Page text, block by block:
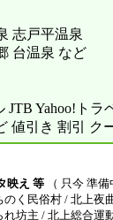
志戸平温泉
台温泉 など
Yahoo!トラ
値引き 割引 ク
映え 等 （ 只今 準備
く民俗村 / 北上夜
坊主 / 北上総合運